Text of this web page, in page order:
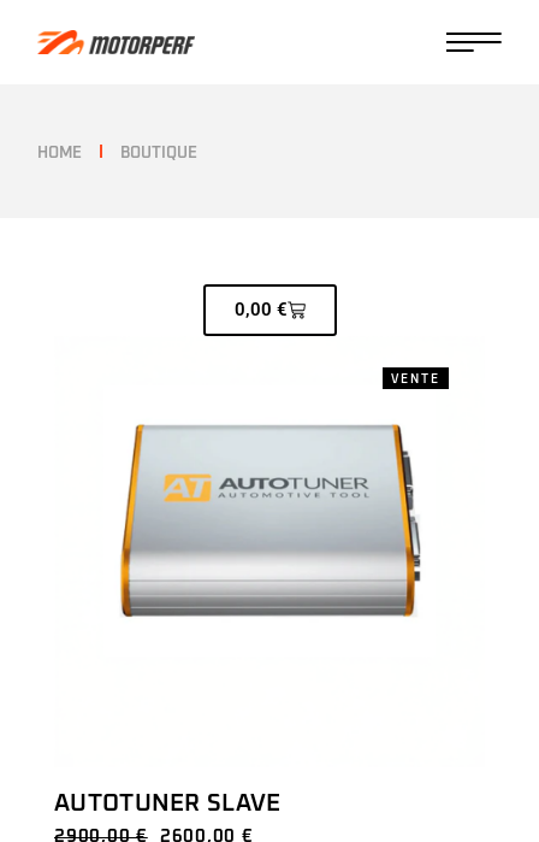
HOME BOUTIQUE
0,00 €
VENTE
AUTOTUNER SLAVE
2900,00€ 2600,00 €